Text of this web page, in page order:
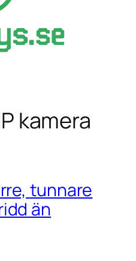
kamera
tunnare
än